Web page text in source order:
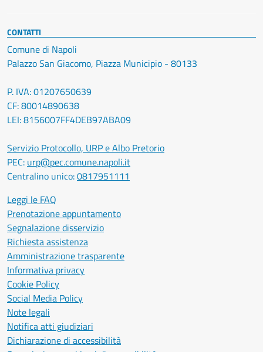
CONTATTI
Comune di Napoli
Palazzo San Giacomo, Piazza Municipio - 80133
P. IVA: 01207650639
CF: 80014890638
LEI: 8156007FF4DEB97ABA09
Servizio Protocollo, URP e Albo Pretorio
PEC: urp@pec.comune.napoli.it
Centralino unico:0817951111
Leggi le FAQ
Prenotazione appuntamento
Segnalazione disservizio
Richiesta assistenza
Amministrazione trasparente
Informativa privacy
Cookie Policy
Social Media Policy
Note legali
Notifica atti giudiziari
Dichiarazione di accessibilità